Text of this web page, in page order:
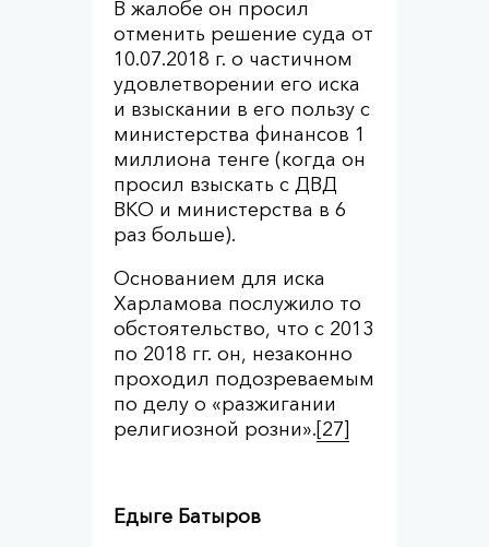
В жалобе он просил
отменить решение суда от
10.07.2018 г. о частичном
удовлетворении его иска
и взыскании в его пользу с
министерства финансов 1
миллиона тенге (когда он
просил взыскать с ДВД
ВКО и министерства в 6
раз больше).
Основанием для иска
Харламова послужило то
обстоятельство, что с 2013
по 2018 гг. он, незаконно
проходил подозреваемым
по делу о «разжигании
религиозной розни».[27]
Едыге Батыров